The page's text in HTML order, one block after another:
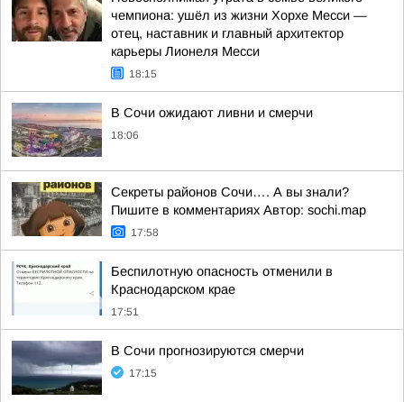
чемпиона: ушёл из жизни Хорхе Месси —
отец, наставник и главный архитектор
карьеры Лионеля Месси
18:15
В Сочи ожидают ливни и смерчи
18:06
Секреты районов Сочи…. А вы знали?
Пишите в комментариях Автор: sochi.map
17:58
Беспилотную опасность отменили в
Краснодарском крае
17:51
В Сочи прогнозируются смерчи
17:15